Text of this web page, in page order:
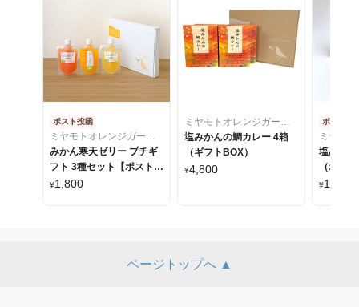
ポスト投函
ミヤモトオレンジガーデン
みかん寒天ゼリー プチギ
フト 3種セット【ポスト投
函】
¥1,800
ミヤモトオレンジガーデン
塩みかんの鯛カレー 4箱
（ギフトBOX）
¥4,800
ポスト投
塩みか
（ポス
¥1,150
ページトップへ ▲